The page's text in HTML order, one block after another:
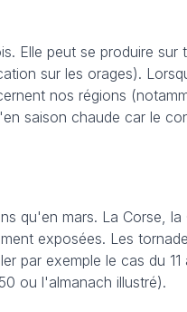
Elle peut se produire
sur les orages).
nos régions
saison chaude car le
qu'en mars. La Corse,
exposées. Les
par exemple le cas du
ou l'almanach illustré).